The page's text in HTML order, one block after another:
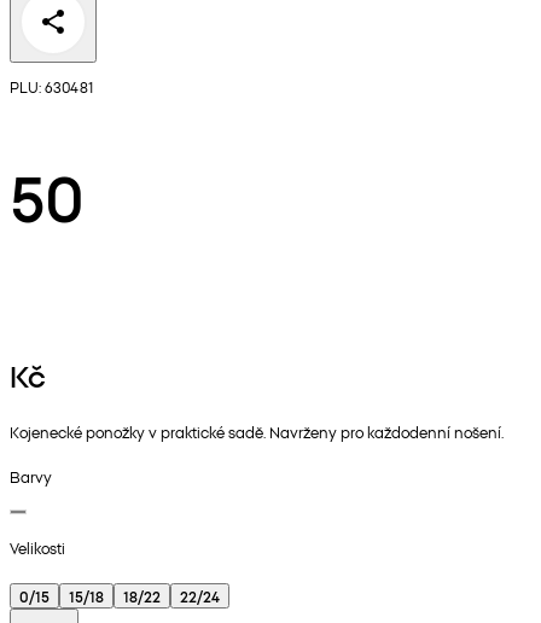
PLU: 630481
50
Kč
Kojenecké ponožky v praktické sadě. Navrženy pro každodenní nošení.
Barvy
Velikosti
0/15 15/18 18/22
22/24